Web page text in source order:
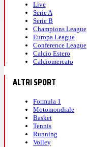
Live
Serie A
Serie B
Champions League
Europa League
Conference League
Calcio Estero
Calciomercato
ALTRI SPORT
Formula 1
Motomondiale
Basket
Tennis
Running
Volley